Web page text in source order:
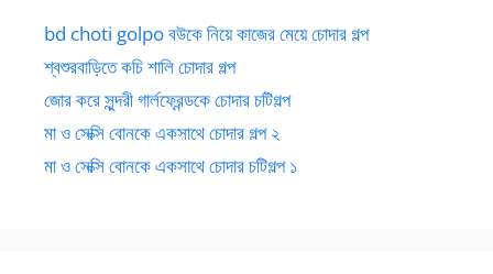
bd choti golpo বউকে নিয়ে কাজের মেয়ে চোদার গল্প
শ্বশুরবাড়িতে কচি শালি চোদার গল্প
জোর করে সুন্দরী গার্লফ্রেন্ডকে চোদার চটিগল্প
মা ও সেক্সি বোনকে একসাথে চোদার গল্প ২
মা ও সেক্সি বোনকে একসাথে চোদার চটিগল্প ১